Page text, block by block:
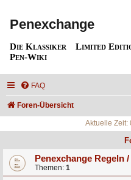
Penexchange
Die Klassiker Limited
Pen-Wiki
FAQ
Foren-Übersicht
Aktuelle Zeit:
Penexchange Regeln
Themen: 1